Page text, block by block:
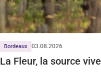
Bordeaux 03.08.2026
La Fleur, la source vive